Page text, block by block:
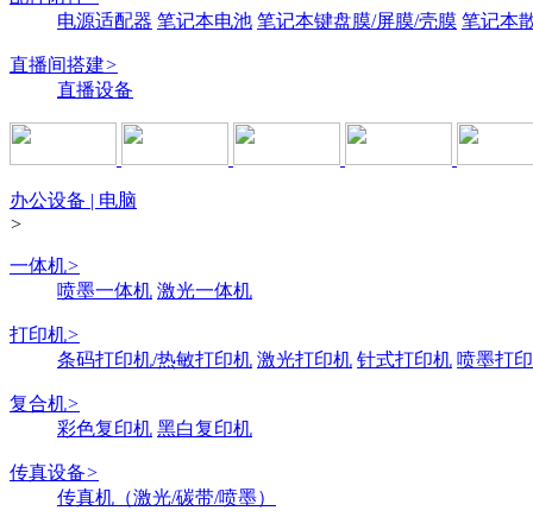
电源适配器 笔记本电池 笔记本键盘膜/屏膜/壳膜 笔记本
直播间搭建>
直播设备
办公设备 | 电脑
>
一体机>
喷墨一体机 激光一体机
打印机>
条码打印机/热敏打印机 激光打印机 针式打印机 喷墨打
复合机>
彩色复印机 黑白复印机
传真设备>
传真机（激光/碳带/喷墨）